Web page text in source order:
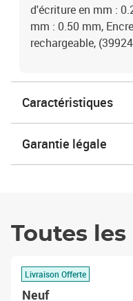
d'écriture en mm :
mm : 0.50 mm,
rechargeable,
Caractéristiques
Garantie légale
Toutes
Livraison Offerte
Neuf